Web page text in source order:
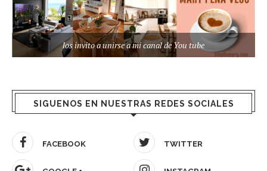
los invito a unirse a mi canal de You tube
SIGUENOS EN NUESTRAS REDES SOCIALES
FACEBOOK TWITTER